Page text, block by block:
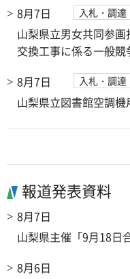
8月7日
入札・調達
山梨県立男女共同参
交換工事に係る一般競
8月7日
入札・調達
山梨県立図書館空調
報道発表資料
8月7日
山梨県主催「9月18日
8月6日